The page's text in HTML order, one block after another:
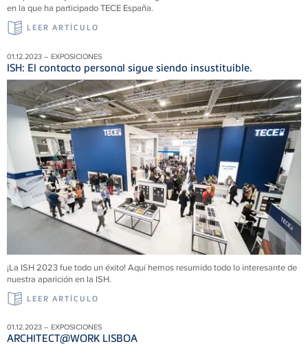
en la que ha participado TECE España.
LEER ARTÍCULO
01.12.2023 – EXPOSICIONES
ISH: El contacto personal sigue siendo insustituible.
¡La ISH 2023 fue todo un éxito! Aquí hemos resumido todo lo interesante de
nuestra aparición en la ISH.
LEER ARTÍCULO
01.12.2023 – EXPOSICIONES
ARCHITECT@WORK LISBOA